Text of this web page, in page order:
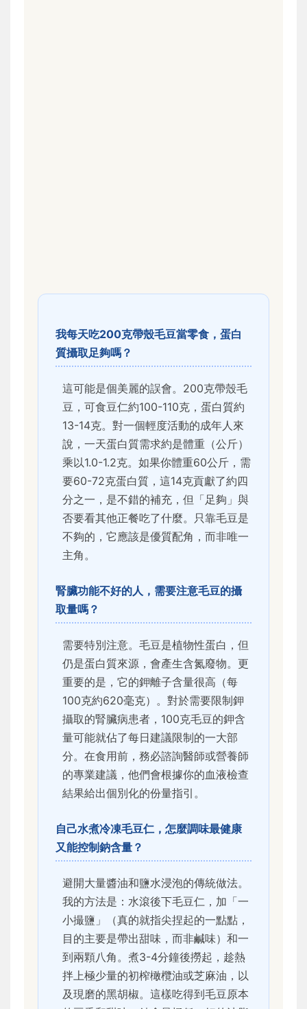
我每天吃200克帶殼毛豆當零食，蛋白
質攝取足夠嗎？
這可能是個美麗的誤會。200克帶殼毛
豆，可食豆仁約100-110克，蛋白質約
13-14克。對一個輕度活動的成年人來
說，一天蛋白質需求約是體重（公斤）
乘以1.0-1.2克。如果你體重60公斤，需
要60-72克蛋白質，這14克貢獻了約四
分之一，是不錯的補充，但「足夠」與
否要看其他正餐吃了什麼。只靠毛豆是
不夠的，它應該是優質配角，而非唯一
主角。
腎臟功能不好的人，需要注意毛豆的攝
取量嗎？
需要特別注意。毛豆是植物性蛋白，但
仍是蛋白質來源，會產生含氮廢物。更
重要的是，它的鉀離子含量很高（每
100克約620毫克）。對於需要限制鉀
攝取的腎臟病患者，100克毛豆的鉀含
量可能就佔了每日建議限制的一大部
分。在食用前，務必諮詢醫師或營養師
的專業建議，他們會根據你的血液檢查
結果給出個別化的份量指引。
自己水煮冷凍毛豆仁，怎麼調味最健康
又能控制鈉含量？
避開大量醬油和鹽水浸泡的傳統做法。
我的方法是：水滾後下毛豆仁，加「一
小撮鹽」（真的就指尖捏起的一點點，
目的主要是帶出甜味，而非鹹味）和一
到兩顆八角。煮3-4分鐘後撈起，趁熱
拌上極少量的初榨橄欖油或芝麻油，以
及現磨的黑胡椒。這樣吃得到毛豆原本